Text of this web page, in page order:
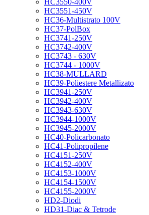
HC3550-400V
HC3551-450V
HC36-Multistrato 100V
HC37-PolBox
HC3741-250V
HC3742-400V
HC3743 - 630V
HC3744 - 1000V
HC38-MULLARD
HC39-Poliestere Metallizato
HC3941-250V
HC3942-400V
HC3943-630V
HC3944-1000V
HC3945-2000V
HC40-Policarbonato
HC41-Polipropilene
HC4151-250V
HC4152-400V
HC4153-1000V
HC4154-1500V
HC4155-2000V
HD2-Diodi
HD31-Diac & Tetrode